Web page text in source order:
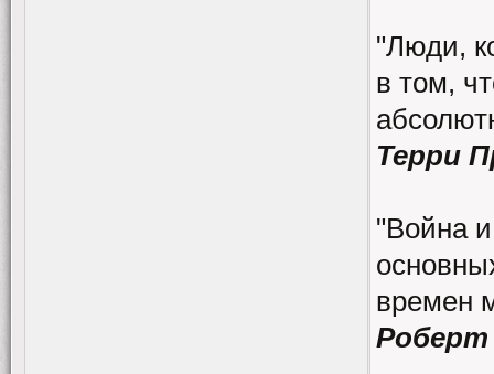
"Люди,
в том,
Терри
"Война
времен